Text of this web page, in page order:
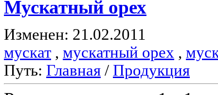
Мускатный орех
Изменен: 21.02.2011
мускат , мускатный орех ,
Путь: Главная / Продукция